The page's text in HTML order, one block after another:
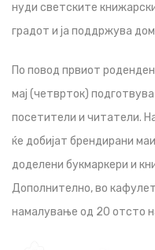
нуди светските
градот и ја поддржува
По повод првиот
мај (четврток)
посетители и читатели.
ќе добијат брендирани
доделени букмаркери и
Дополнително, во
намалување од 20 отсто